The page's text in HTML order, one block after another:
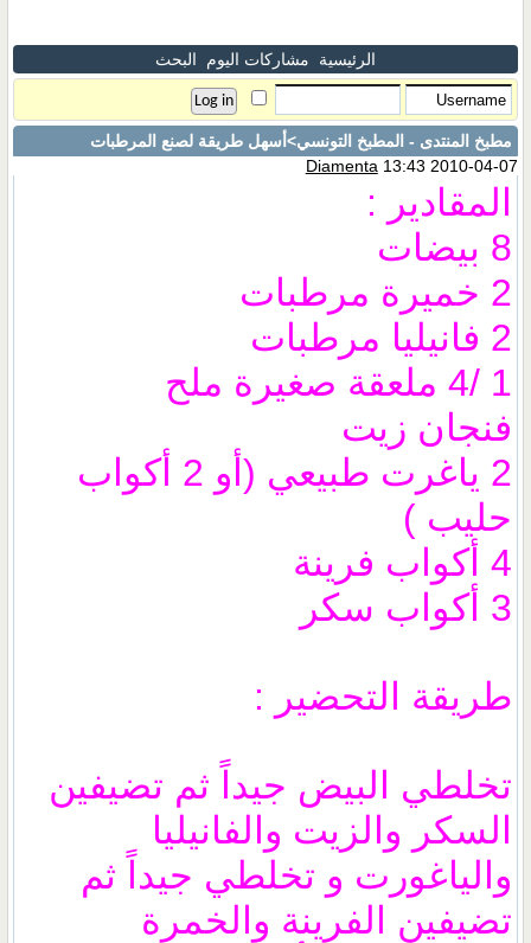
الرئيسية مشاركات اليوم البحث
مطبخ المنتدى - المطبخ التونسي>أسهل طريقة لصنع المرطبات
Diamenta 13:43 2010-04-07
المقادير :
8 بيضات
2 خميرة مرطبات
2 فانيليا مرطبات
1 /4 ملعقة صغيرة ملح
فنجان زيت
2 ياغرت طبيعي (أو 2 أكواب
حليب )
4 أكواب فرينة
3 أكواب سكر
طريقة التحضير :
تخلطي البيض جيداً ثم تضيفين
السكر والزيت والفانيليا
والياغورت و تخلطي جيداً ثم
تضيفين الفرينة والخمرة